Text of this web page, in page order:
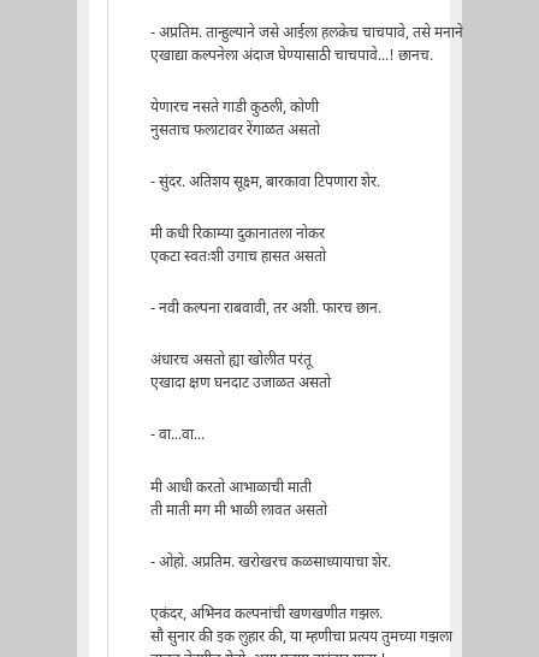
- अप्रतिम. तान्हुल्याने जसे आईला हलकेच चाचपावे, तसे मनाने
एखाद्या कल्पनेला अंदाज घेण्यासाठी चाचपावे...! छानच.
येणारच नसते गाडी कुठली, कोणी
नुसताच फलाटावर रेंगाळत असतो
- सुंदर. अतिशय सूक्ष्म, बारकावा टिपणारा शेर.
मी कधी रिकाम्या दुकानातला नोकर
एकटा स्वतःशी उगाच हासत असतो
- नवी कल्पना राबवावी, तर अशी. फारच छान.
अंधारच असतो ह्या खोलीत परंतू
एखादा क्षण घनदाट उजाळत असतो
- वा...वा...
मी आधी करतो आभाळाची माती
ती माती मग मी भाळी लावत असतो
- ओहो. अप्रतिम. खरोखरच कळसाध्यायाचा शेर.
एकंदर, अभिनव कल्पनांची खणखणीत गझल.
सौ सुनार की इक लुहार की, या म्हणीचा प्रत्यय तुमच्या गझला